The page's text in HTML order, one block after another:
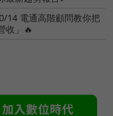
14 電通高階顧問教你把
收」🔥